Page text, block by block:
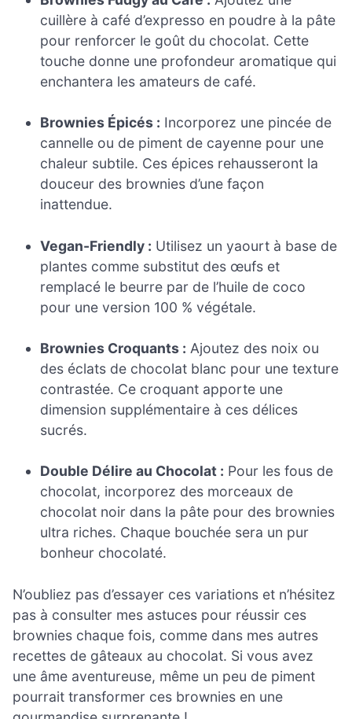
cuillère à café d’expresso en poudre à la pâte
pour renforcer le goût du chocolat. Cette
touche donne une profondeur aromatique qui
enchantera les amateurs de café.
Brownies Épicés : Incorporez une pincée de
cannelle ou de piment de cayenne pour une
chaleur subtile. Ces épices rehausseront la
douceur des brownies d’une façon
inattendue.
Vegan-Friendly : Utilisez un yaourt à base de
plantes comme substitut des œufs et
remplacé le beurre par de l’huile de coco
pour une version 100 % végétale.
Brownies Croquants : Ajoutez des noix ou
des éclats de chocolat blanc pour une texture
contrastée. Ce croquant apporte une
dimension supplémentaire à ces délices
sucrés.
Double Délire au Chocolat : Pour les fous de
chocolat, incorporez des morceaux de
chocolat noir dans la pâte pour des brownies
ultra riches. Chaque bouchée sera un pur
bonheur chocolaté.
N’oubliez pas d’essayer ces variations et n’hésitez
pas à consulter mes astuces pour réussir ces
brownies chaque fois, comme dans mes autres
recettes de gâteaux au chocolat. Si vous avez
une âme aventureuse, même un peu de piment
pourrait transformer ces brownies en une